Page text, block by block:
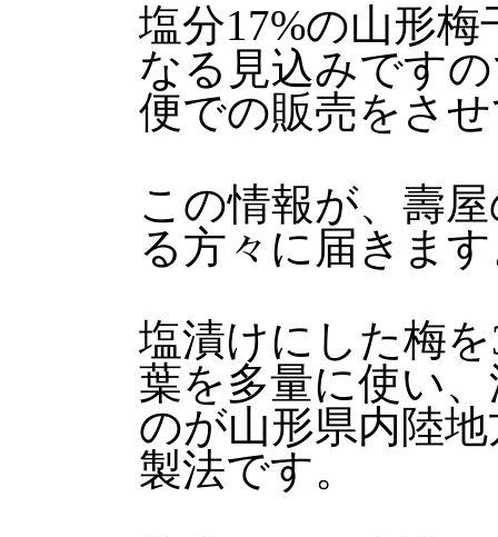
塩分17%の山形
なる見込みです
便での販売をさ
この情報が、壽
る方々に届きま
塩漬けにした梅
葉を多量に使い
のが山形県内陸
製法です。